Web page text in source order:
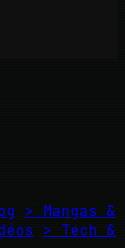
> Mangas &
> Tech &